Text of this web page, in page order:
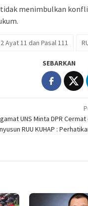
tidak menimbulkan
Ayat 11 dan Pasal 111
SEBARKAN
UNS Minta DPR
RUU KUHAP :